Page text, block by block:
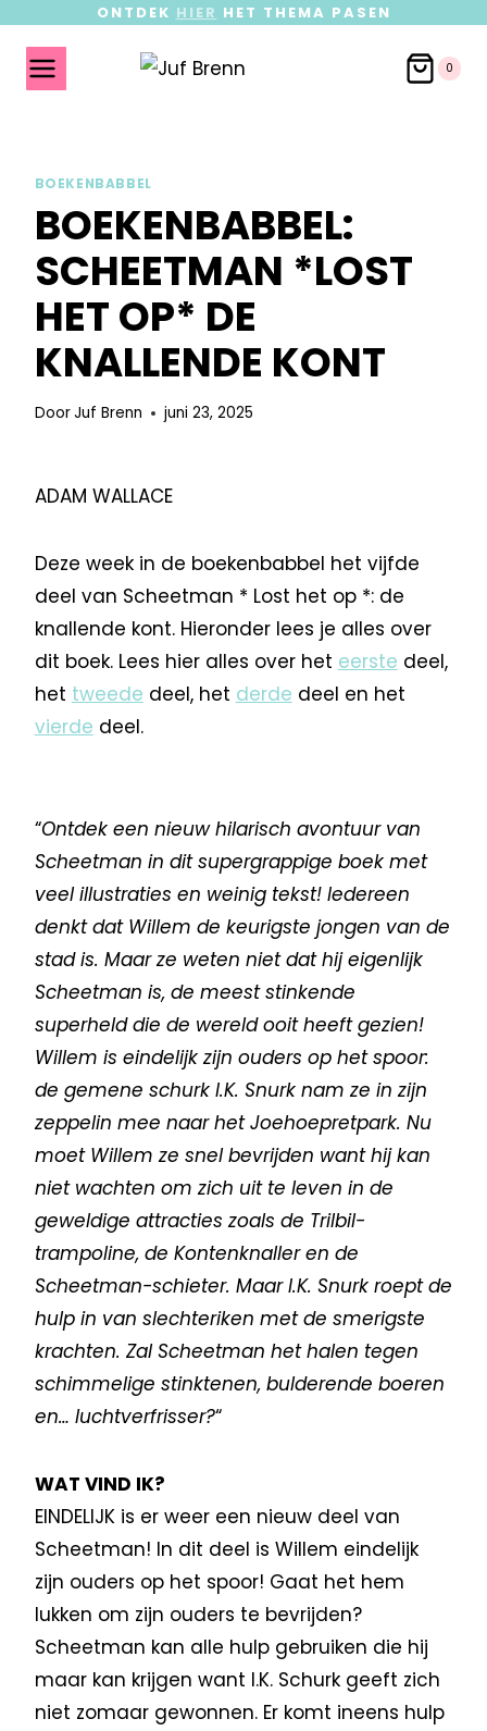
ONTDEK HIER HET THEMA PASEN
0
BOEKENBABBEL
BOEKENBABBEL:
SCHEETMAN *LOST
HET OP* DE
KNALLENDE KONT
DoorJuf Brenn juni 23, 2025
ADAM WALLACE
Deze week in de boekenbabbel het vijfde
deel van Scheetman * Lost het op *: de
knallende kont. Hieronder lees je alles over
dit boek. Lees hier alles over het eerste deel,
het tweede deel, het derde deel en het
vierde deel.
“Ontdek een nieuw hilarisch avontuur van
Scheetman in dit supergrappige boek met
veel illustraties en weinig tekst! Iedereen
denkt dat Willem de keurigste jongen van de
stad is. Maar ze weten niet dat hij eigenlijk
Scheetman is, de meest stinkende
superheld die de wereld ooit heeft gezien!
Willem is eindelijk zijn ouders op het spoor:
de gemene schurk I.K. Snurk nam ze in zijn
zeppelin mee naar het Joehoepretpark. Nu
moet Willem ze snel bevrijden want hij kan
niet wachten om zich uit te leven in de
geweldige attracties zoals de Trilbil-
trampoline, de Kontenknaller en de
Scheetman-schieter. Maar I.K. Snurk roept de
hulp in van slechteriken met de smerigste
krachten. Zal Scheetman het halen tegen
schimmelige stinktenen, bulderende boeren
en… luchtverfrisser?“
WAT VIND IK?
EINDELIJK is er weer een nieuw deel van
Scheetman! In dit deel is Willem eindelijk
zijn ouders op het spoor! Gaat het hem
lukken om zijn ouders te bevrijden?
Scheetman kan alle hulp gebruiken die hij
maar kan krijgen want I.K. Schurk geeft zich
niet zomaar gewonnen. Er komt ineens hulp